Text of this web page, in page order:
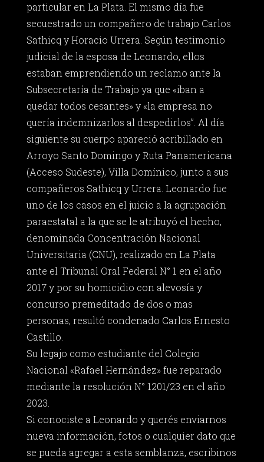
particular en La Plata. El mismo día fue
secuestrado un compañero de trabajo Carlos
Sathicq y Horacio Urrera. Según testimonio
judicial de la esposa de Leonardo, ellos
estaban emprendiendo un reclamo ante la
Subsecretaría de Trabajo ya que «iban a
quedar todos cesantes» y «la empresa no
quería indemnizarlos al despedirlos”. Al día
siguiente su cuerpo apareció acribillado en
Arroyo Santo Domingo y Ruta Panamericana
(Acceso Sudeste), Villa Domínico, junto a sus
compañeros Sathicq y Urrera. Leonardo fue
uno de los casos en el juicio a la agrupación
paraestatal a la que se le atribuyó el hecho,
denominada Concentración Nacional
Universitaria (CNU), realizado en La Plata
ante el Tribunal Oral Federal N° 1 en el año
2017 y por su homicidio con alevosía y
concurso premeditado de dos o mas
personas, resultó condenado Carlos Ernesto
Castillo.
Su legajo como estudiante del Colegio
Nacional «Rafael Hernández» fue reparado
mediante la resolución N° 1201/23 en el año
2023.
Si conociste a Leonardo y querés enviarnos
nueva información, fotos o cualquier dato que
se pueda agregar a esta semblanza, escribinos